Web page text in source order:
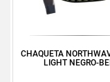
CHAQUETA
LIGHT NEGRO-